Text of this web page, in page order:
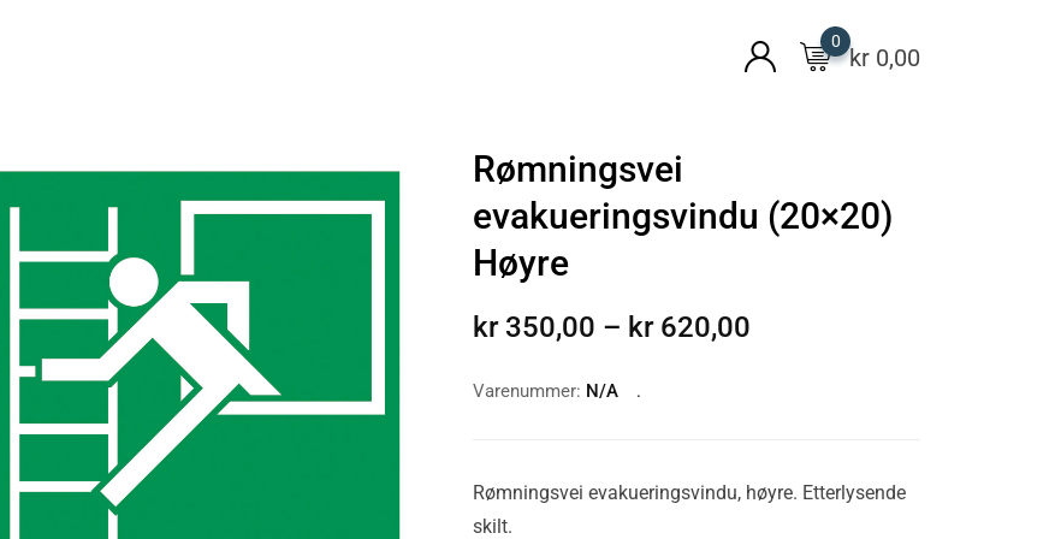
kr 0,00
0
Rømningsvei
evakueringsvindu (20×20)
Høyre
kr350,00 – kr620,00
Varenummer: N/A
Rømningsvei evakueringsvindu, høyre. Etterlysende
skilt.